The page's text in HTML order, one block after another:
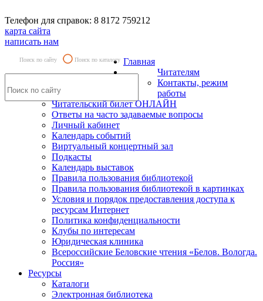
Телефон для справок: 8 8172 759212
карта сайта
написать нам
Поиск по сайту Поиск по каталогу Главная
Читателям
Контакты, режим
работы
Читательский билет ОНЛАЙН
Ответы на часто задаваемые вопросы
Личный кабинет
Календарь событий
Виртуальный концертный зал
Подкасты
Календарь выставок
Правила пользования библиотекой
Правила пользования библиотекой в картинках
Условия и порядок предоставления доступа к
ресурсам Интернет
Политика конфиденциальности
Клубы по интересам
Юридическая клиника
Всероссийские Беловские чтения «Белов. Вологда.
Россия»
Ресурсы
Каталоги
Электронная библиотека